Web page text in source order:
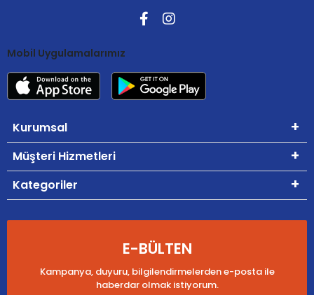
Mobil Uygulamalarımız
Kurumsal
Müşteri Hizmetleri
Kategoriler
E-BÜLTEN
Kampanya, duyuru, bilgilendirmelerden e-posta ile
haberdar olmak istiyorum.